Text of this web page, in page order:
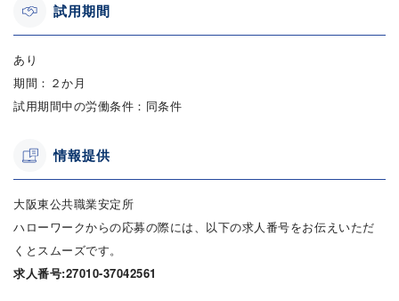
試用期間
あり
期間：２か月
試用期間中の労働条件：同条件
情報提供
大阪東公共職業安定所
ハローワークからの応募の際には、以下の求人番号をお伝えいただ
くとスムーズです。
求人番号:27010-37042561